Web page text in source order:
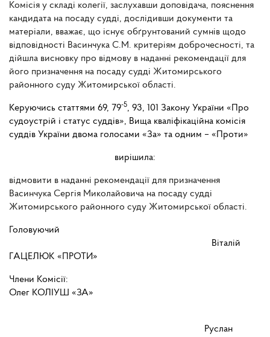
Комісія у складі колегії, заслухавши доповідача, пояснення
кандидата на посаду судді, дослідивши документи та
матеріали, вважає, що існує обґрунтований сумнів щодо
відповідності Васинчука С.М. критеріям доброчесності, та
дійшла висновку про відмову в наданні рекомендації для
його призначення на посаду судді Житомирського
районного суду Житомирської області.
Керуючись статтями 69, 79-5, 93, 101 Закону України «Про
судоустрій і статус суддів», Вища кваліфікаційна комісія
суддів України двома голосами «За» та одним – «Проти»
вирішила:
відмовити в наданні рекомендації для призначення
Васинчука Сергія Миколайовича на посаду судді
Житомирського районного суду Житомирської області.
Головуючий
Віталій
ГАЦЕЛЮК «ПРОТИ»
Члени Комісії:
Олег КОЛІУШ «ЗА»
Руслан